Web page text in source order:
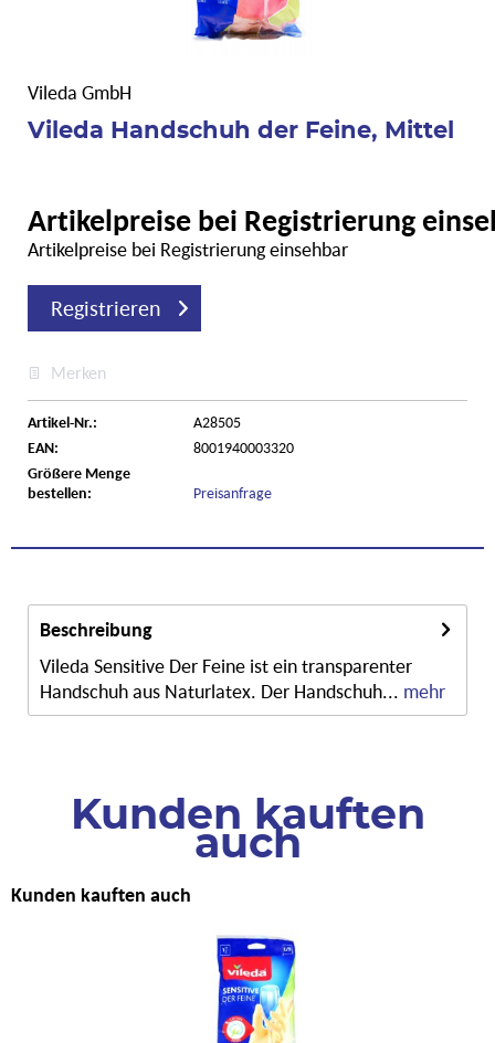
Vileda GmbH
Vileda Handschuh der Feine, Mittel
Artikelpreise bei Registrierung
Artikelpreise bei Registrierung einsehbar
Registrieren
Merken
Artikel-Nr.:
A28505
EAN:
8001940003320
Größere Menge
bestellen:
Preisanfrage
Beschreibung
Vileda Sensitive Der Feine ist ein transparenter
Handschuh aus Naturlatex. Der Handschuh... mehr
Kunden kauften
auch
Kunden kauften auch